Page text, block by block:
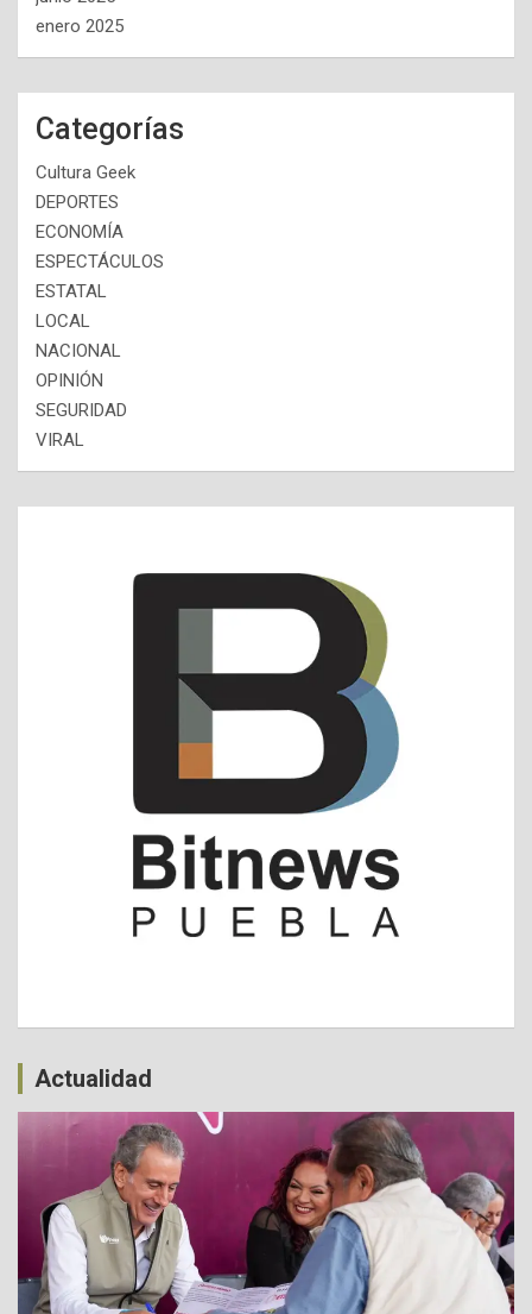
enero 2025
Categorías
Cultura Geek
DEPORTES
ECONOMÍA
ESPECTÁCULOS
ESTATAL
LOCAL
NACIONAL
OPINIÓN
SEGURIDAD
VIRAL
Actualidad